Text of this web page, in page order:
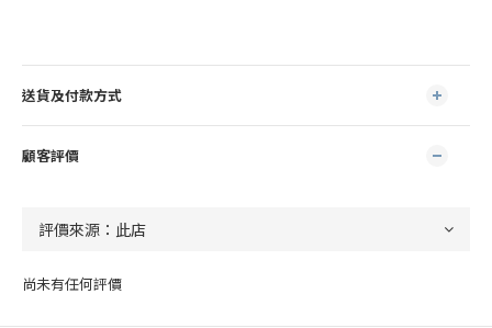
送貨及付款方式
顧客評價
尚未有任何評價